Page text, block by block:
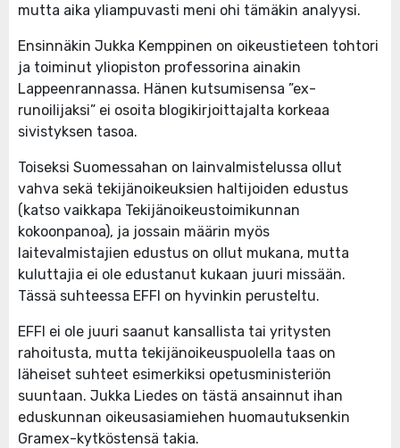
mutta aika yliampuvasti meni ohi tämäkin analyysi.
Ensinnäkin Jukka Kemppinen on oikeustieteen tohtori
ja toiminut yliopiston professorina ainakin
Lappeenrannassa. Hänen kutsumisensa ”ex-
runoilijaksi” ei osoita blogikirjoittajalta korkeaa
sivistyksen tasoa.
Toiseksi Suomessahan on lainvalmistelussa ollut
vahva sekä tekijänoikeuksien haltijoiden edustus
(katso vaikkapa Tekijänoikeustoimikunnan
kokoonpanoa), ja jossain määrin myös
laitevalmistajien edustus on ollut mukana, mutta
kuluttajia ei ole edustanut kukaan juuri missään.
Tässä suhteessa EFFI on hyvinkin perusteltu.
EFFI ei ole juuri saanut kansallista tai yritysten
rahoitusta, mutta tekijänoikeuspuolella taas on
läheiset suhteet esimerkiksi opetusministeriön
suuntaan. Jukka Liedes on tästä ansainnut ihan
eduskunnan oikeusasiamiehen huomautuksenkin
Gramex-kytköstensä takia.